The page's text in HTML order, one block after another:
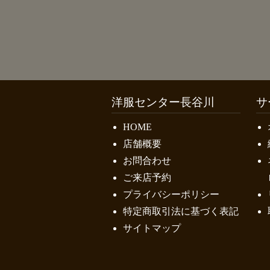
洋服センター長谷川
HOME
店舗概要
お問合わせ
ご来店予約
プライバシーポリシー
特定商取引法に基づく表記
サイトマップ
サ